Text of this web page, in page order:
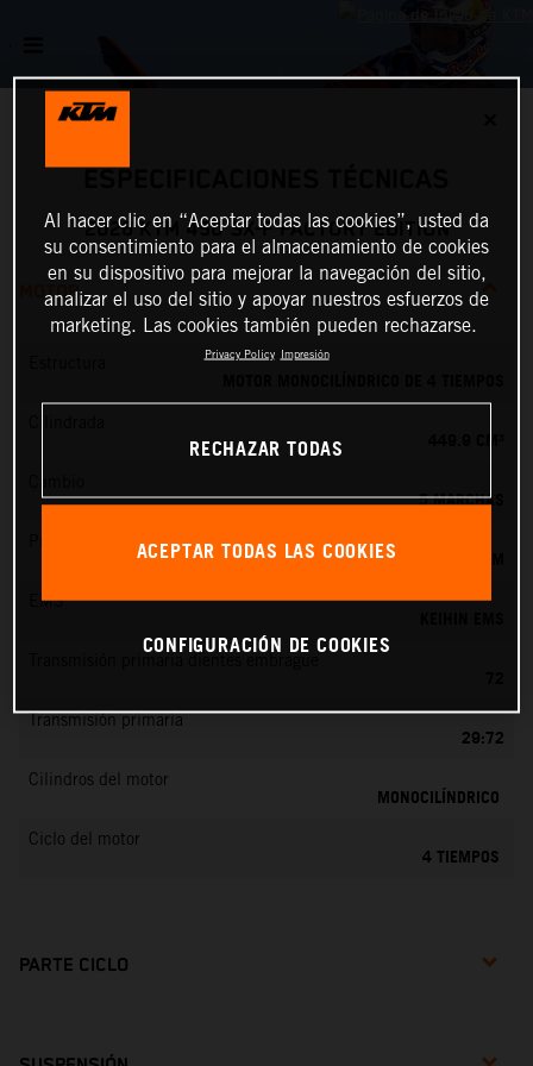
2026 KTM 450 SX-F FACTORY EDITION
MOTOR
5 MARCHAS
Preparación de la mezcla
KEIHIN EFI, TOBERA DE 44 MM
EMS
Transmisión primaria
29:72
Cilindros del motor
MONOCILÍNDRICO
Ciclo del motor
4 TIEMPOS
PARTE CICLO
Al hacer clic en “Aceptar todas las cookies”, usted da
su consentimiento para el almacenamiento de cookies
en su dispositivo para mejorar la navegación del sitio,
analizar el uso del sitio y apoyar nuestros esfuerzos de
marketing. Las cookies también pueden rechazarse.
Privacy Policy Impresión
RECHAZAR TODAS
ACEPTAR TODAS LAS COOKIES
CONFIGURACIÓN DE COOKIES